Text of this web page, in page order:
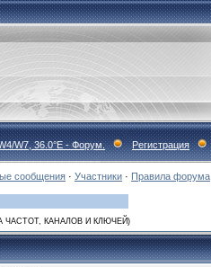
W7, 36.0°E - Форум. Регистрация
сообщения · Участники · Правила форума
ЧАСТОТ, КАНАЛОВ И КЛЮЧЕЙ)